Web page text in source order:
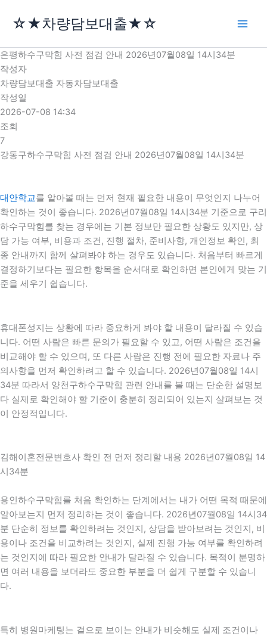
로
건
너
뛰
기
☆★차량담보대출★☆
은평하수구막힘 사전 점검 안내 2026년07월08일 14시34분
작성자
차량담보대출 자동차담보대출
작성일
2026-07-08 14:34
조회
7
강동구하수구막힘 사전 점검 안내 2026년07월08일 14시34분
대안학교를 알아볼 때는 먼저 현재 필요한 내용이 무엇인지 나누어
확인하는 것이 좋습니다. 2026년07월08일 14시34분 기준으로 구리
하수구막힘를 찾는 경우에는 기본 정보만 필요한 상황도 있지만, 상
담 가능 여부, 비용과 조건, 진행 절차, 준비사항, 개인정보 확인, 최
종 안내까지 함께 살펴봐야 하는 경우도 있습니다. 처음부터 빠르게
결정하기보다는 필요한 항목을 순서대로 확인하면 본인에게 맞는 기
준을 세우기 쉽습니다.
휴대폰성지는 상황에 따라 중요하게 봐야 할 내용이 달라질 수 있습
니다. 어떤 사람은 빠른 문의가 필요할 수 있고, 어떤 사람은 조건을
비교해야 할 수 있으며, 또 다른 사람은 진행 전에 필요한 자료나 주
의사항을 먼저 확인하려고 할 수 있습니다. 2026년07월08일 14시
34분 따라서 양천구하수구막힘 관련 안내를 볼 때는 단순한 설명보
다 실제로 확인해야 할 기준이 충분히 정리되어 있는지 살펴보는 것
이 안정적입니다.
김해이혼전문변호사 확인 전 먼저 정리할 내용 2026년07월08일 14
시34분
용인하수구막힘를 처음 확인하는 단계에서는 내가 어떤 목적 때문에
알아보는지 먼저 정리하는 것이 좋습니다. 2026년07월08일 14시34
분 단순히 정보를 확인하려는 것인지, 상담을 받아보려는 것인지, 비
용이나 조건을 비교하려는 것인지, 실제 진행 가능 여부를 확인하려
는 것인지에 따라 필요한 안내가 달라질 수 있습니다. 목적이 분명하
면 여러 내용을 보더라도 중요한 부분을 더 쉽게 구분할 수 있습니
다.
특히 병원마케팅는 겉으로 보이는 안내가 비슷해도 실제 조건이나